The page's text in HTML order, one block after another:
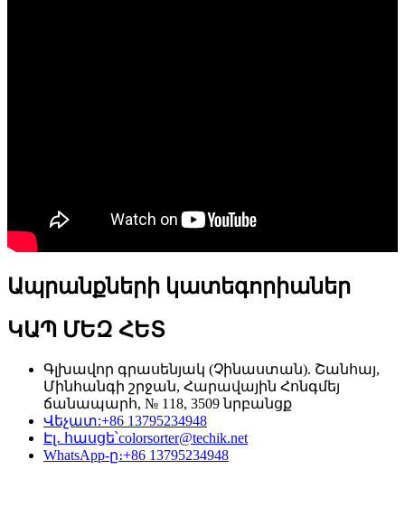
Ապրանքների կատեգորիաներ
ԿԱՊ ՄԵԶ ՀԵՏ
Գլխավոր գրասենյակ (Չինաստան). Շանհայ,
Մինհանգի շրջան, Հարավային Հոնգմեյ
ճանապարհ, № 118, 3509 նրբանցք
Վեչատ:+86 13795234948
Էլ․ հասցե՝colorsorter@techik.net
WhatsApp-ը։+86 13795234948